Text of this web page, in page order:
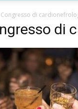
Congresso di
di